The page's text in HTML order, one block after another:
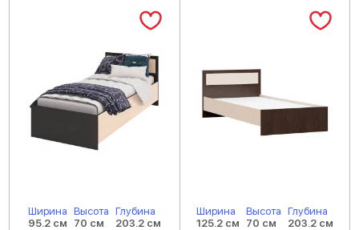
Ширина
95.2 см
Высота
70 см
Глубина
203.2 см
Ширина
125.2 см
Высота
70 см
Глубина
203.2 см